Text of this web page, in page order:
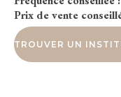
Prix de vente
TROUVER UN